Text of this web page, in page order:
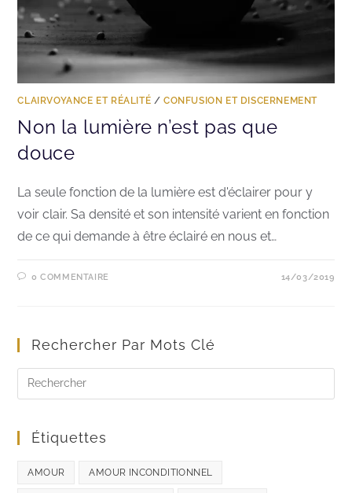
CLAIRVOYANCE ET RÉALITÉ /CONFUSION ET DISCERNEMENT
Non la lumière n’est pas que
douce
La seule fonction de la lumière est d'éclairer pour y
voir clair. Sa densité et son intensité varient en fonction
de ce qui demande à être éclairé en nous et…
0 COMMENTAIRE 14/03/2019
Rechercher Par Mots Clé
Étiquettes
AMOUR AMOUR INCONDITIONNEL